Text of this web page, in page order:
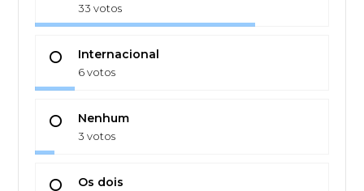
33 votos
Internacional
6 votos
Nenhum
3 votos
Os dois